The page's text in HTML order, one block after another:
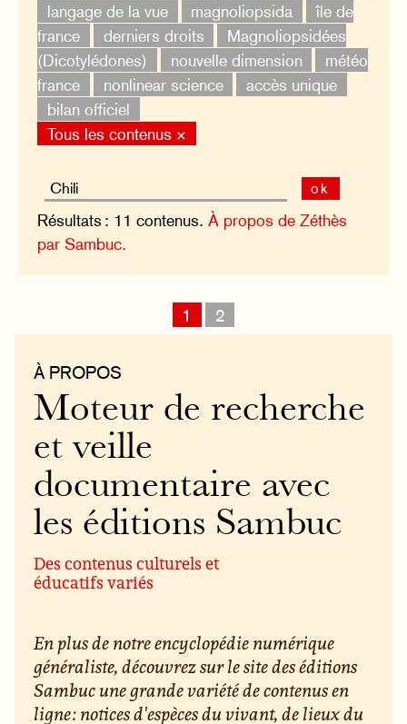
langage de la vue
magnoliopsida
île de
france
derniers droits
Magnoliopsidées
(Dicotylédones)
nouvelle dimension
météo
france
nonlinear science
accès unique
bilan officiel
Tous les contenus ×
ok
Résultats : 11 contenus.À propos de Zéthès
par Sambuc.
1 2
À PROPOS
Moteur de recherche
et veille
documentaire avec
les éditions Sambuc
Des contenus culturels et
éducatifs variés
En plus de notre encyclopédie numérique
généraliste, découvrez sur le site des éditions
Sambuc une grande variété de contenus en
ligne : notices d'espèces du vivant, de lieux du